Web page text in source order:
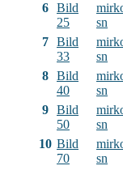
6 Bild
25
sn
7 Bild
33
sn
8 Bild
40
sn
9 Bild
50
sn
10 Bild
70
sn